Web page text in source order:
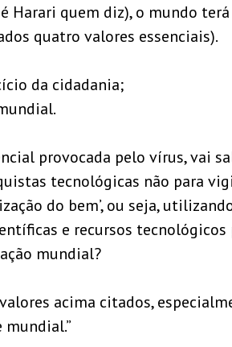
Harari quem diz), o mundo
quatro valores essenciais).
da cidadania;
provocada pelo vírus, vai
tecnológicas não para
do bem’, ou seja,
e recursos tecnológicos
mundial?
acima citados,